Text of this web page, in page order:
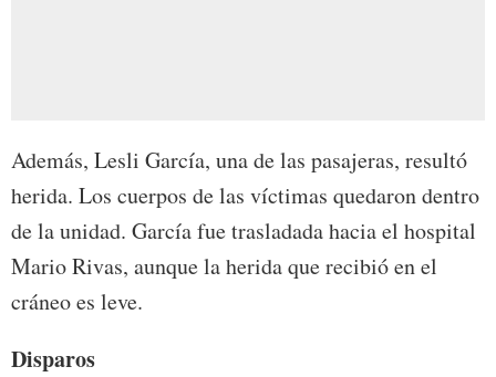
Además, Lesli García, una de las pasajeras, resultó
herida. Los cuerpos de las víctimas quedaron dentro
de la unidad. García fue trasladada hacia el hospital
Mario Rivas, aunque la herida que recibió en el
cráneo es leve.
Disparos